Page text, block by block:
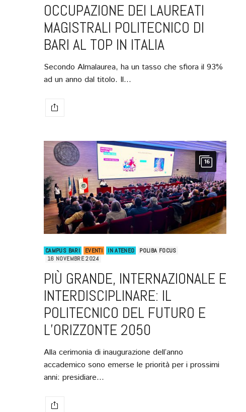
OCCUPAZIONE DEI LAUREATI
MAGISTRALI POLITECNICO DI
BARI AL TOP IN ITALIA
Secondo Almalaurea, ha un tasso che sfiora il 93%
ad un anno dal titolo. Il…
16
CAMPUS BARI EVENTI IN ATENEO
POLIBA FOCUS
16 NOVEMBRE 2024
PIÙ GRANDE, INTERNAZIONALE E
INTERDISCIPLINARE: IL
POLITECNICO DEL FUTURO E
L’ORIZZONTE 2050
Alla cerimonia di inaugurazione dell’anno
accademico sono emerse le priorità per i prossimi
anni: presidiare…